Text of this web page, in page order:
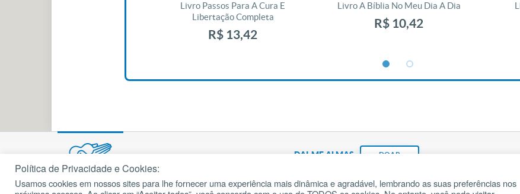
Livro Passos Para A Cura E
Libertação Completa
R$ 13,42
Livro A Bíblia No Meu Dia A Dia
R$ 10,42
DAI-ME ALMAS DOAR
Política de Privacidade e Cookies:
Usamos cookies em nossos sites para lhe fornecer uma experiência mais dinâmica e agradável, lembrando as suas preferências nos